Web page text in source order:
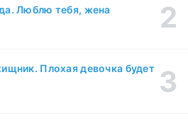
Люблю тебя, жена
Плохая девочка будет